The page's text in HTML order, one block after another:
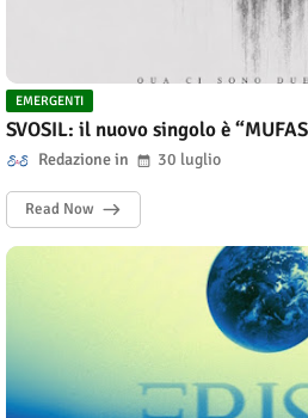
EMERGENTI
SVOSIL: il nuovo singolo è
Redazione 30 luglio
Read Now